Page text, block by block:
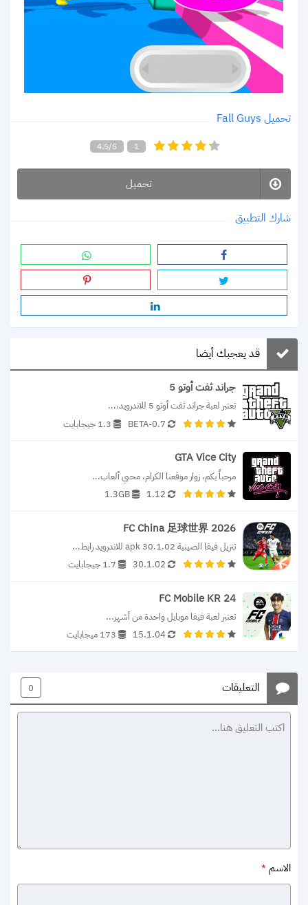
تحميل Fall Guys
4.5/5 1
تحميل
شارك التطبيق
قد يعجبك أيضا
جراند ثفت أوتو 5
تعتبر لعبة جراند ثفت أوتو 5 للاندرويد،...
0.7-BETA
1.3 جيجابايت
GTA Vice City
مرحباً بكم، زوار موقعنا الكرام، محبي ألعاب...
1.12
1.3GB
FC China 足球世界 2026
تنزيل فيفا الصينية 30.1.02 apk للاندرويد رابط...
30.1.02
1.7 جيجابايت
FC Mobile KR 24
تعتبر لعبة فيفا موبايل واحدة من أشهر...
15.1.04
173 ميجابايت
التعليقات 0
الاسم *